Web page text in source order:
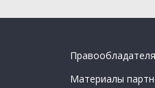
Материалы